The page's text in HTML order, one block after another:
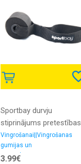
Sportbay durvju
stiprinājums pretestības
gumijām
Vingrošanai||Vingrošanas
gumijas un
espanderi||Vingrošanas
3.99€